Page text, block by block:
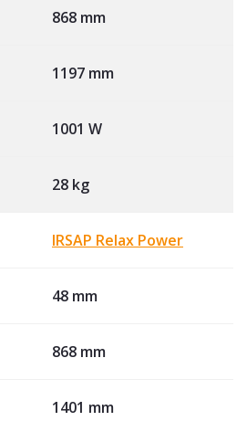
868 mm
1197 mm
1001 W
28 kg
IRSAP Relax Power
48 mm
868 mm
1401 mm